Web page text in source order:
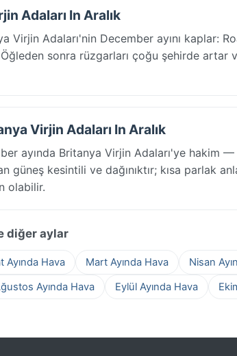
Adaları In Aralık
Virjin Adaları'nin December ayını kaplar:
sonra rüzgarları çoğu şehirde artar
Virjin Adaları In Aralık
ayında Britanya Virjin Adaları'ye hakim
güneş kesintili ve dağınıktır; kısa parlak
olabilir.
diğer aylar
Ayında Hava Mart Ayında Hava Nisan
Ayında Hava Eylül Ayında Hava